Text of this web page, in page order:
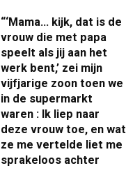
“‘Mama… kijk, dat is de
vrouw die met papa
speelt als jij aan het
werk bent,’ zei mijn
vijfjarige zoon toen we
in de supermarkt
waren : Ik liep naar
deze vrouw toe, en wat
ze me vertelde liet me
sprakeloos achter